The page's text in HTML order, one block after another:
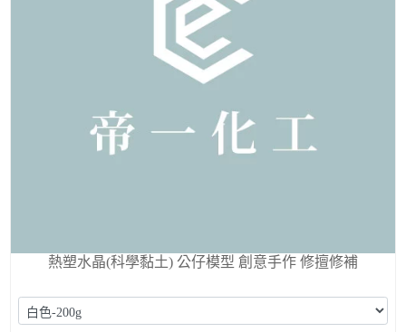
熱塑水晶(科學黏土) 公仔模型 創意手作 修擅修補